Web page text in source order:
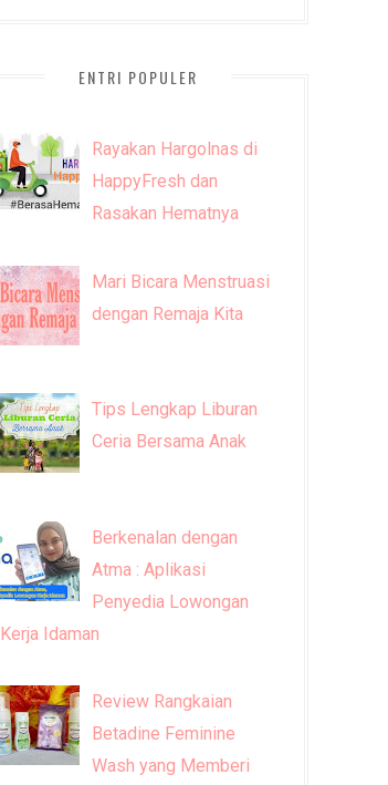
ENTRI POPULER
Rayakan Hargolnas di
HappyFresh dan
Rasakan Hematnya
Mari Bicara Menstruasi
dengan Remaja Kita
Tips Lengkap Liburan
Ceria Bersama Anak
Berkenalan dengan
Atma : Aplikasi
Penyedia Lowongan
Kerja Idaman
Review Rangkaian
Betadine Feminine
Wash yang Memberi